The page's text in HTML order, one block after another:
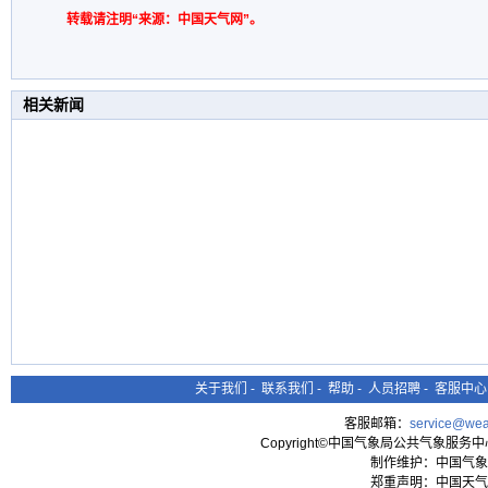
转载请注明“来源：中国天气网”。
相关新闻
关于我们 - 联系我们 - 帮助 - 人员招聘 - 客服中心
客服邮箱：
Copyright©中国气象局公共气象服务
制作维护：中国气
郑重声明：中国天